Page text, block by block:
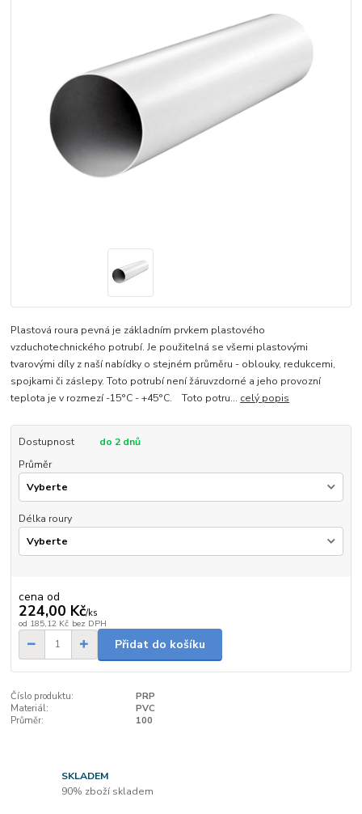
Plastová roura pevná je základním prvkem plastového
vzduchotechnického potrubí. Je použitelná se všemi plastovými
tvarovými díly z naší nabídky o stejném průměru - oblouky, redukcemi,
spojkami či záslepy. Toto potrubí není žáruvzdorné a jeho provozní
teplota je v rozmezí -15°C - +45°C. Toto potru... celý popis
Dostupnost
do 2 dnů
Průměr
Délka roury
cena od
224,00 Kč/ks
od 185,12 Kč bez DPH
Přidat do košíku
Číslo produktu:
PRP
Materiál:
PVC
Průměr:
100
SKLADEM
90% zboží skladem